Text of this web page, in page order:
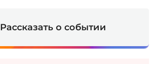
Рассказать о событии